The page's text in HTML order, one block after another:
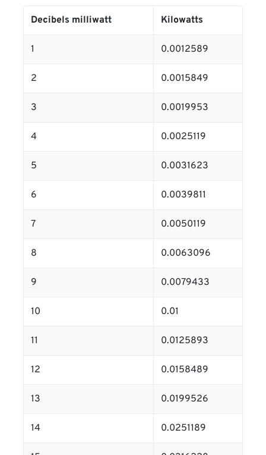
Decibels milliwatt Kilowatts
1 0.0012589
2 0.0015849
3 0.0019953
4 0.0025119
5 0.0031623
6 0.0039811
7 0.0050119
8 0.0063096
9 0.0079433
10 0.01
11 0.0125893
12 0.0158489
13 0.0199526
14 0.0251189